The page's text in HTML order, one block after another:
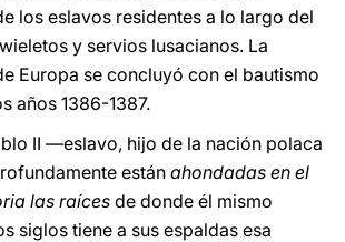
los eslavos residentes a lo largo del
y servios lusacianos. La
Europa se concluyó con el bautismo
años 1386-1387.
II —eslavo, hijo de la nación polaca
están ahondadas en el
las raíces de donde él mismo
siglos tiene a sus espaldas esa